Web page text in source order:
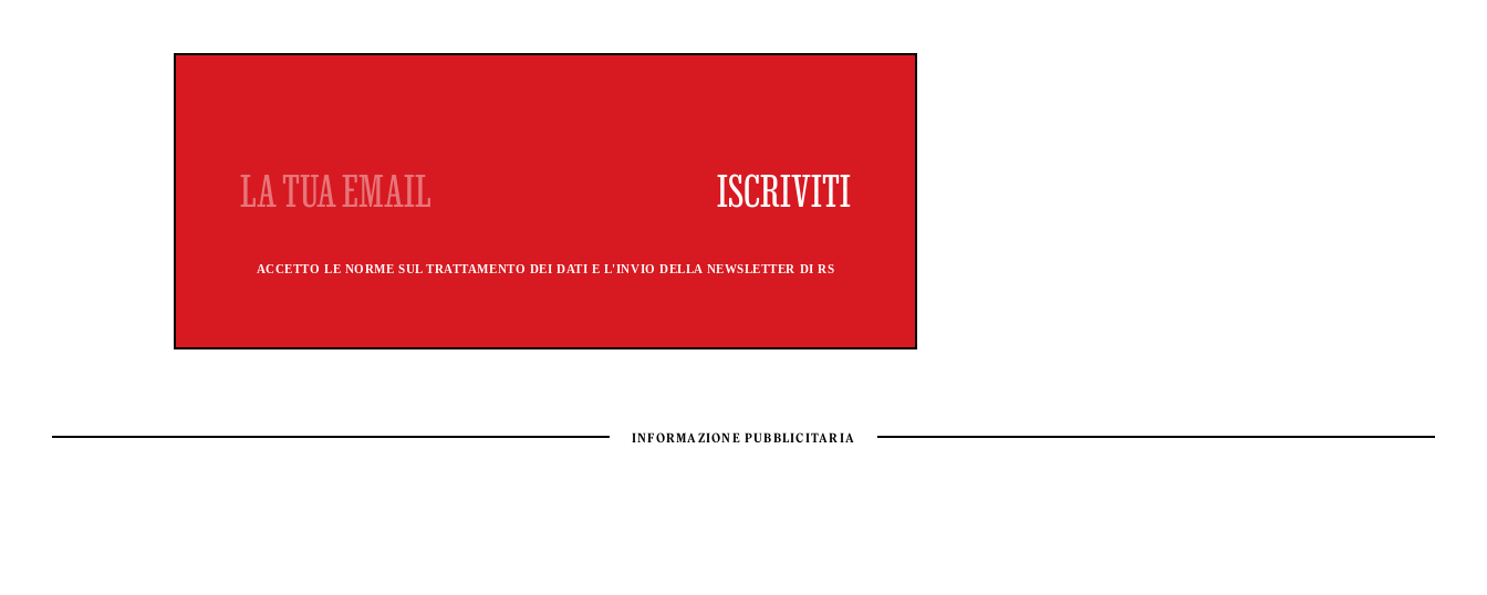
ACCETTO LE NORME SUL TRATTAMENTO DEI DATI E L'INVIO DELLA NEWSLETTER DI RS